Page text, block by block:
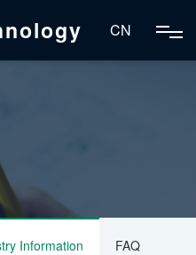
CN
Information FAQ